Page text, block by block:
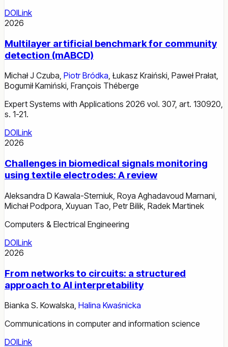
DOILink
2026
Multilayer artificial benchmark for community
detection (mABCD)
Michał J Czuba, Piotr Bródka, Łukasz Kraiński, Paweł Prałat,
Bogumił Kamiński, François Théberge
Expert Systems with Applications 2026 vol. 307, art. 130920,
s. 1-21.
DOILink
2026
Challenges in biomedical signals monitoring
using textile electrodes: A review
Aleksandra D Kawala-Sterniuk Roya Aghadavoud Marnani
Michał Podpora Xuyuan Tao Petr Bilik Radek Martinek
Computers & Electrical Engineering
DOILink
2026
From networks to circuits: a structured
approach to AI interpretability
Bianka S. Kowalska, Halina Kwaśnicka
Communications in computer and information science
DOILink